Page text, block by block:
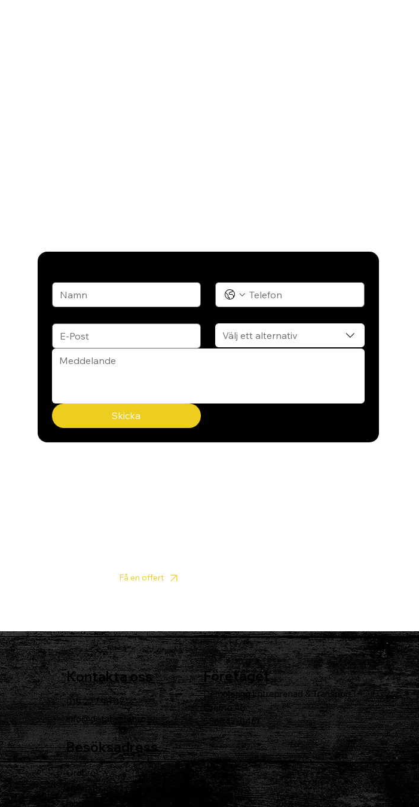
Få en offert
Välj ett alternativ
Skicka
Företaget
Demolering Entreprenad & Transport i
Örebro AB
556847-0461
Kontakta oss
019 277 98 07
info@detab-orebro.se
Besöksadress
Örebro
Hynneberg 411 södra
fabriken, 692 92 Kumla